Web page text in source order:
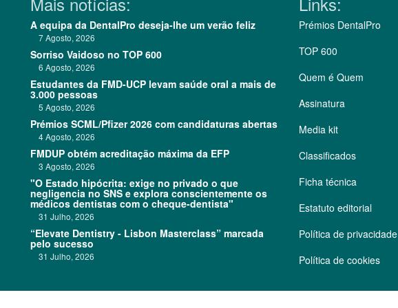
A equipa da DentalPro deseja-lhe um verão feliz
7 Agosto, 2026
Sorriso Vaidoso no TOP 600
6 Agosto, 2026
Estudantes da FMD-UCP levam saúde oral a mais de
3.000 pessoas
5 Agosto, 2026
Prémios SCML/Pfizer 2026 com candidaturas abertas
4 Agosto, 2026
FMDUP obtém acreditação máxima da EFP
3 Agosto, 2026
"O Estado hipócrita: exige no privado o que
negligencia no SNS e explora conscientemente os
médicos dentistas com o cheque-dentista"
31 Julho, 2026
“Elevate Dentistry - Lisbon Masterclass” marcada
pelo sucesso
31 Julho, 2026
Prémios DentalPro
TOP 600
Quem é Quem
Assinatura
Media kit
Classificados
Ficha técnica
Estatuto editorial
Política de privacidade
Política de cookies